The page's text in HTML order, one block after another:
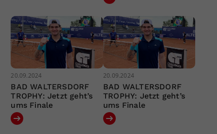
20.09.2024
BAD WALTERSDORF
TROPHY: Jetzt geht’s
ums Finale
20.09.2024
BAD WALTERSDORF
TROPHY: Jetzt geht’s
ums Finale